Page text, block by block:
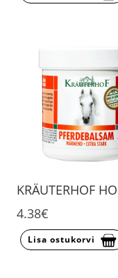
KRÄUTERHOF
4.38€
Lisa ostukorvi